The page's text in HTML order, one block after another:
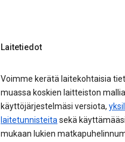
Laitetiedot
Voimme kerätä laitekohtaisia
muassa koskien laitteiston
käyttöjärjestelmäsi versiota,
laitetunnisteitasekä
mukaan lukien